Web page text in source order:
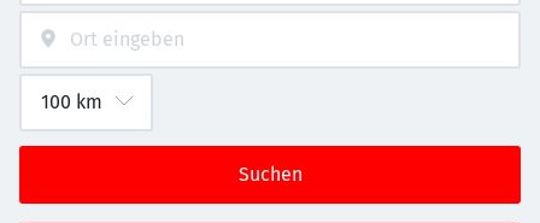
Suchen